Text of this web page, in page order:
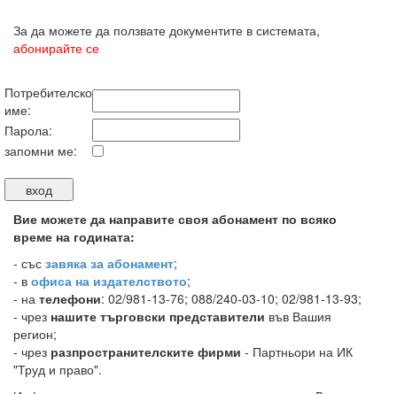
За да можете да ползвате документите в системата,
абонирайте се
Потребителско
име:
Парола:
запомни ме:
Вие можете да направите своя абонамент по всяко
време на годината:
- със завяка за абонамент;
- в офиса на издателството;
- на телефони: 02/981-13-76; 088/240-03-10; 02/981-13-93;
- чрез нашите търговски представители във Вашия
регион;
- чрез разпространителските фирми - Партньори на ИК
"Труд и право".